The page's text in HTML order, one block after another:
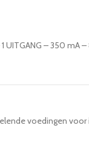
UITGANG – 350 mA
voedingen voor